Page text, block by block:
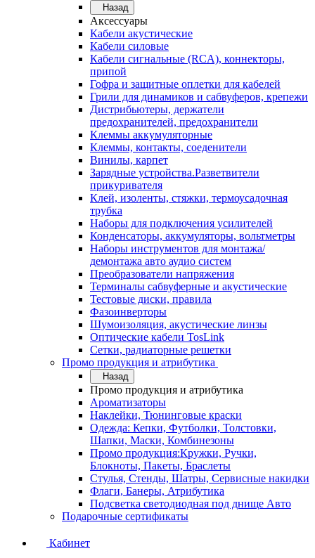
Назад
Аксессуары
Кабели акустические
Кабели силовые
Кабели сигнальные (RCA), коннекторы,
припой
Гофра и защитные оплетки для кабелей
Грили для динамиков и сабвуферов, крепежи
Дистрибьютеры, держатели
предохранителей, предохранители
Клеммы аккумуляторные
Клеммы, контакты, соеденители
Винилы, карпет
Зарядные устройства.Разветвители
прикуривателя
Клей, изоленты, стяжки, термоусадочная
трубка
Наборы для подключения усилителей
Конденсаторы, аккумуляторы, вольтметры
Наборы инструментов для монтажа/
демонтажа авто аудио систем
Преобразователи напряжения
Терминалы сабвуферные и акустические
Тестовые диски, правила
Фазоинверторы
Шумоизоляция, акустические линзы
Оптические кабели TosLink
Сетки, радиаторные решетки
Промо продукция и атрибутика
Назад
Промо продукция и атрибутика
Ароматизаторы
Наклейки, Тюнинговые краски
Одежда: Кепки, Футболки, Толстовки,
Шапки, Маски, Комбинезоны
Промо продукция:Кружки, Ручки,
Блокноты, Пакеты, Браслеты
Стулья, Стенды, Шатры, Сервисные накидки
Флаги, Банеры, Атрибутика
Подсветка светодиодная под днище Авто
Подарочные сертификаты
Кабинет